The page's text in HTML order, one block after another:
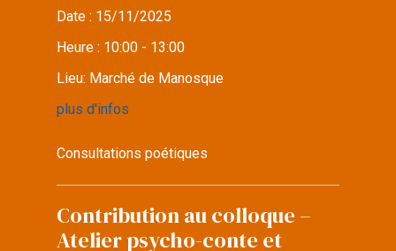
Date : 15/11/2025
Heure : 10:00 - 13:00
Lieu: Marché de Manosque
plus d'infos
Consultations poétiques
Contribution au colloque –
Atelier psycho-conte et